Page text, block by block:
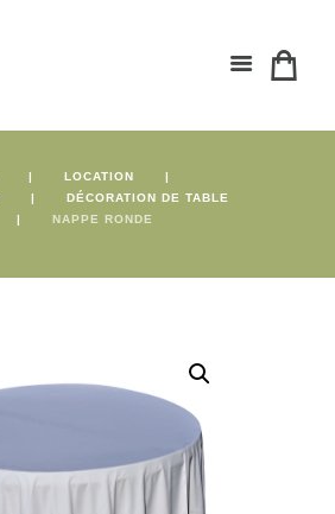
LOCATION
DÉCORATION DE TABLE
NAPPE RONDE